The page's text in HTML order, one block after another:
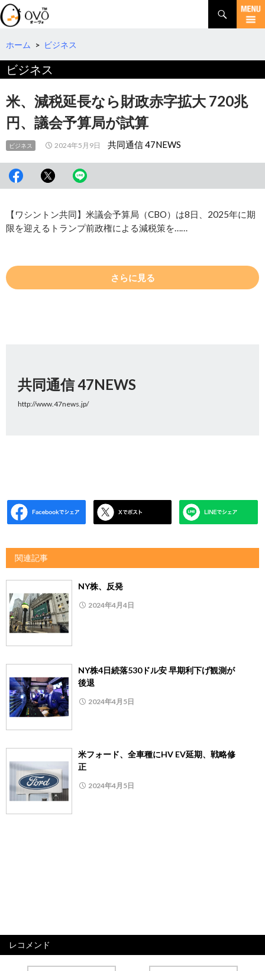
検
索
コ
テ
へ
移
動
ホーム > ビジネス
ビジネス
米、減税延長なら財政赤字拡大 720兆
円、議会予算局が試算
ビジネス 2024年5月9日 共同通信 47NEWS
【ワシントン共同】米議会予算局（CBO）は8日、2025年に期
限を迎えるトランプ前政権による減税策を……
さらに見る
共同通信 47NEWS
http://www.47news.jp/
関連記事
NY株、反発
2024年4月4日
NY株4日続落530ドル安 早期利下げ観測が
後退
2024年4月5日
米フォード、全車種にHV EV延期、戦略修
正
2024年4月5日
レコメンド